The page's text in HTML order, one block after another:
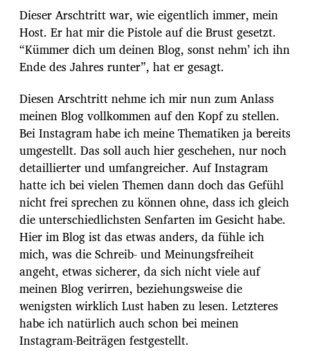
Dieser Arschtritt war, wie eigentlich immer, mein
Host. Er hat mir die Pistole auf die Brust gesetzt.
“Kümmer dich um deinen Blog, sonst nehm’ ich ihn
Ende des Jahres runter”, hat er gesagt.
Diesen Arschtritt nehme ich mir nun zum Anlass
meinen Blog vollkommen auf den Kopf zu stellen.
Bei Instagram habe ich meine Thematiken ja bereits
umgestellt. Das soll auch hier geschehen, nur noch
detaillierter und umfangreicher. Auf Instagram
hatte ich bei vielen Themen dann doch das Gefühl
nicht frei sprechen zu können ohne, dass ich gleich
die unterschiedlichsten Senfarten im Gesicht habe.
Hier im Blog ist das etwas anders, da fühle ich
mich, was die Schreib- und Meinungsfreiheit
angeht, etwas sicherer, da sich nicht viele auf
meinen Blog verirren, beziehungsweise die
wenigsten wirklich Lust haben zu lesen. Letzteres
habe ich natürlich auch schon bei meinen
Instagram-Beiträgen festgestellt.